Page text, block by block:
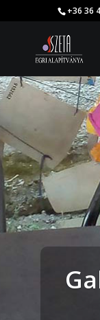
+36 36